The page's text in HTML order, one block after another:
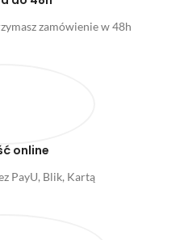
zamówienie w 48h
online
PayU, Blik, Kartą